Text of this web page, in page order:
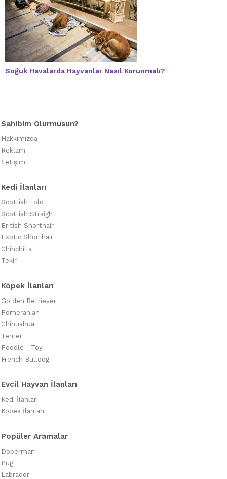
Soğuk Havalarda Hayvanlar Nasıl Korunmalı?
Sahibim Olurmusun?
Hakkımızda
Reklam
İletişim
Kedi İlanları
Scottish Fold
Scottish Straight
British Shorthair
Exotic Shorthair
Chinchilla
Tekir
Köpek İlanları
Golden Retriever
Pomeranian
Chihuahua
Terrier
Poodle - Toy
French Bulldog
Evcil Hayvan İlanları
Kedi İlanları
Köpek İlanları
Popüler Aramalar
Doberman
Pug
Labrador